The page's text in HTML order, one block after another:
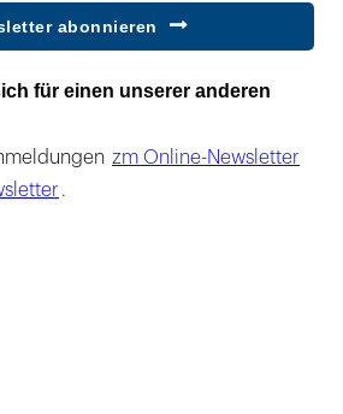
abonnieren
für einen unserer anderen
zm Online-Newsletter
.